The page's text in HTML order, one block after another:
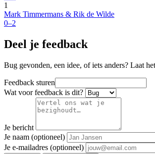
1
Mark Timmermans & Rik de Wilde
0–2
Deel je feedback
Bug gevonden, een idee, of iets anders? Laat
Feedback sturen
Wat voor feedback is dit?
Je bericht
Je naam (optioneel)
Je e-mailadres (optioneel)